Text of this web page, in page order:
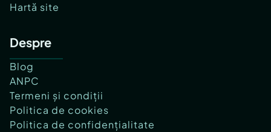
Hartă site
Despre
Blog
ANPC
Termeni și condiții
Politica de cookies
Politica de confidențialitate